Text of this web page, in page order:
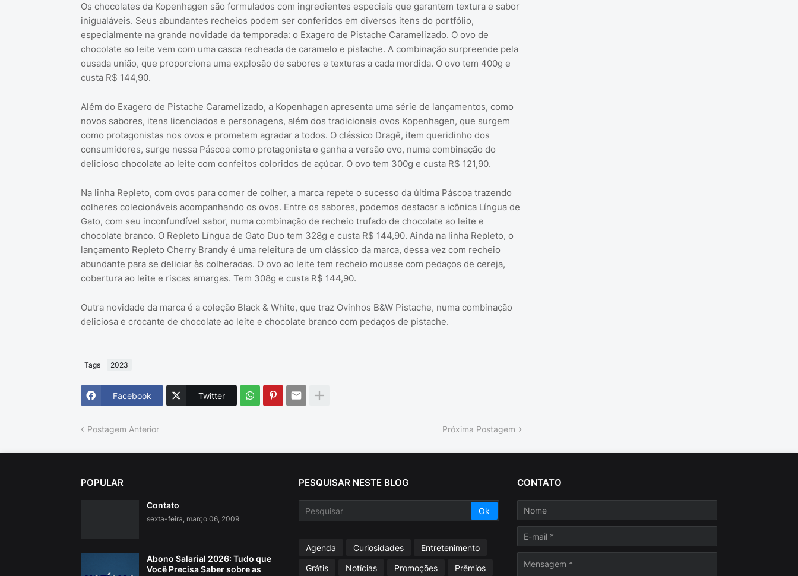
Os chocolates da Kopenhagen são formulados com ingredientes especiais que garantem textura e sabor
inigualáveis. Seus abundantes recheios podem ser conferidos em diversos itens do portfólio,
especialmente na grande novidade da temporada: o Exagero de Pistache Caramelizado. O ovo de
chocolate ao leite vem com uma casca recheada de caramelo e pistache. A combinação surpreende pela
ousada união, que proporciona uma explosão de sabores e texturas a cada mordida. O ovo tem 400g e
custa R$ 144,90.
Além do Exagero de Pistache Caramelizado, a Kopenhagen apresenta uma série de lançamentos, como
novos sabores, itens licenciados e personagens, além dos tradicionais ovos Kopenhagen, que surgem
como protagonistas nos ovos e prometem agradar a todos. O clássico Dragê, item queridinho dos
consumidores, surge nessa Páscoa como protagonista e ganha a versão ovo, numa combinação do
delicioso chocolate ao leite com confeitos coloridos de açúcar. O ovo tem 300g e custa R$ 121,90.
Na linha Repleto, com ovos para comer de colher, a marca repete o sucesso da última Páscoa trazendo
colheres colecionáveis acompanhando os ovos. Entre os sabores, podemos destacar a icônica Língua de
Gato, com seu inconfundível sabor, numa combinação de recheio trufado de chocolate ao leite e
chocolate branco. O Repleto Língua de Gato Duo tem 328g e custa R$ 144,90. Ainda na linha Repleto, o
lançamento Repleto Cherry Brandy é uma releitura de um clássico da marca, dessa vez com recheio
abundante para se deliciar às colheradas. O ovo ao leite tem recheio mousse com pedaços de cereja,
cobertura ao leite e riscas amargas. Tem 308g e custa R$ 144,90.
Outra novidade da marca é a coleção Black & White, que traz Ovinhos B&W Pistache, numa combinação
deliciosa e crocante de chocolate ao leite e chocolate branco com pedaços de pistache.
Tags 2023
Facebook Twitter
Postagem Anterior Próxima Postagem
POPULAR
Contato
sexta-feira, março 06, 2009
Abono Salarial 2026: Tudo que
Você Precisa Saber sobre as
PESQUISAR NESTE BLOG
Agenda Curiosidades
Entretenimento
Grátis
Notícias Promoções Prêmios
CONTATO